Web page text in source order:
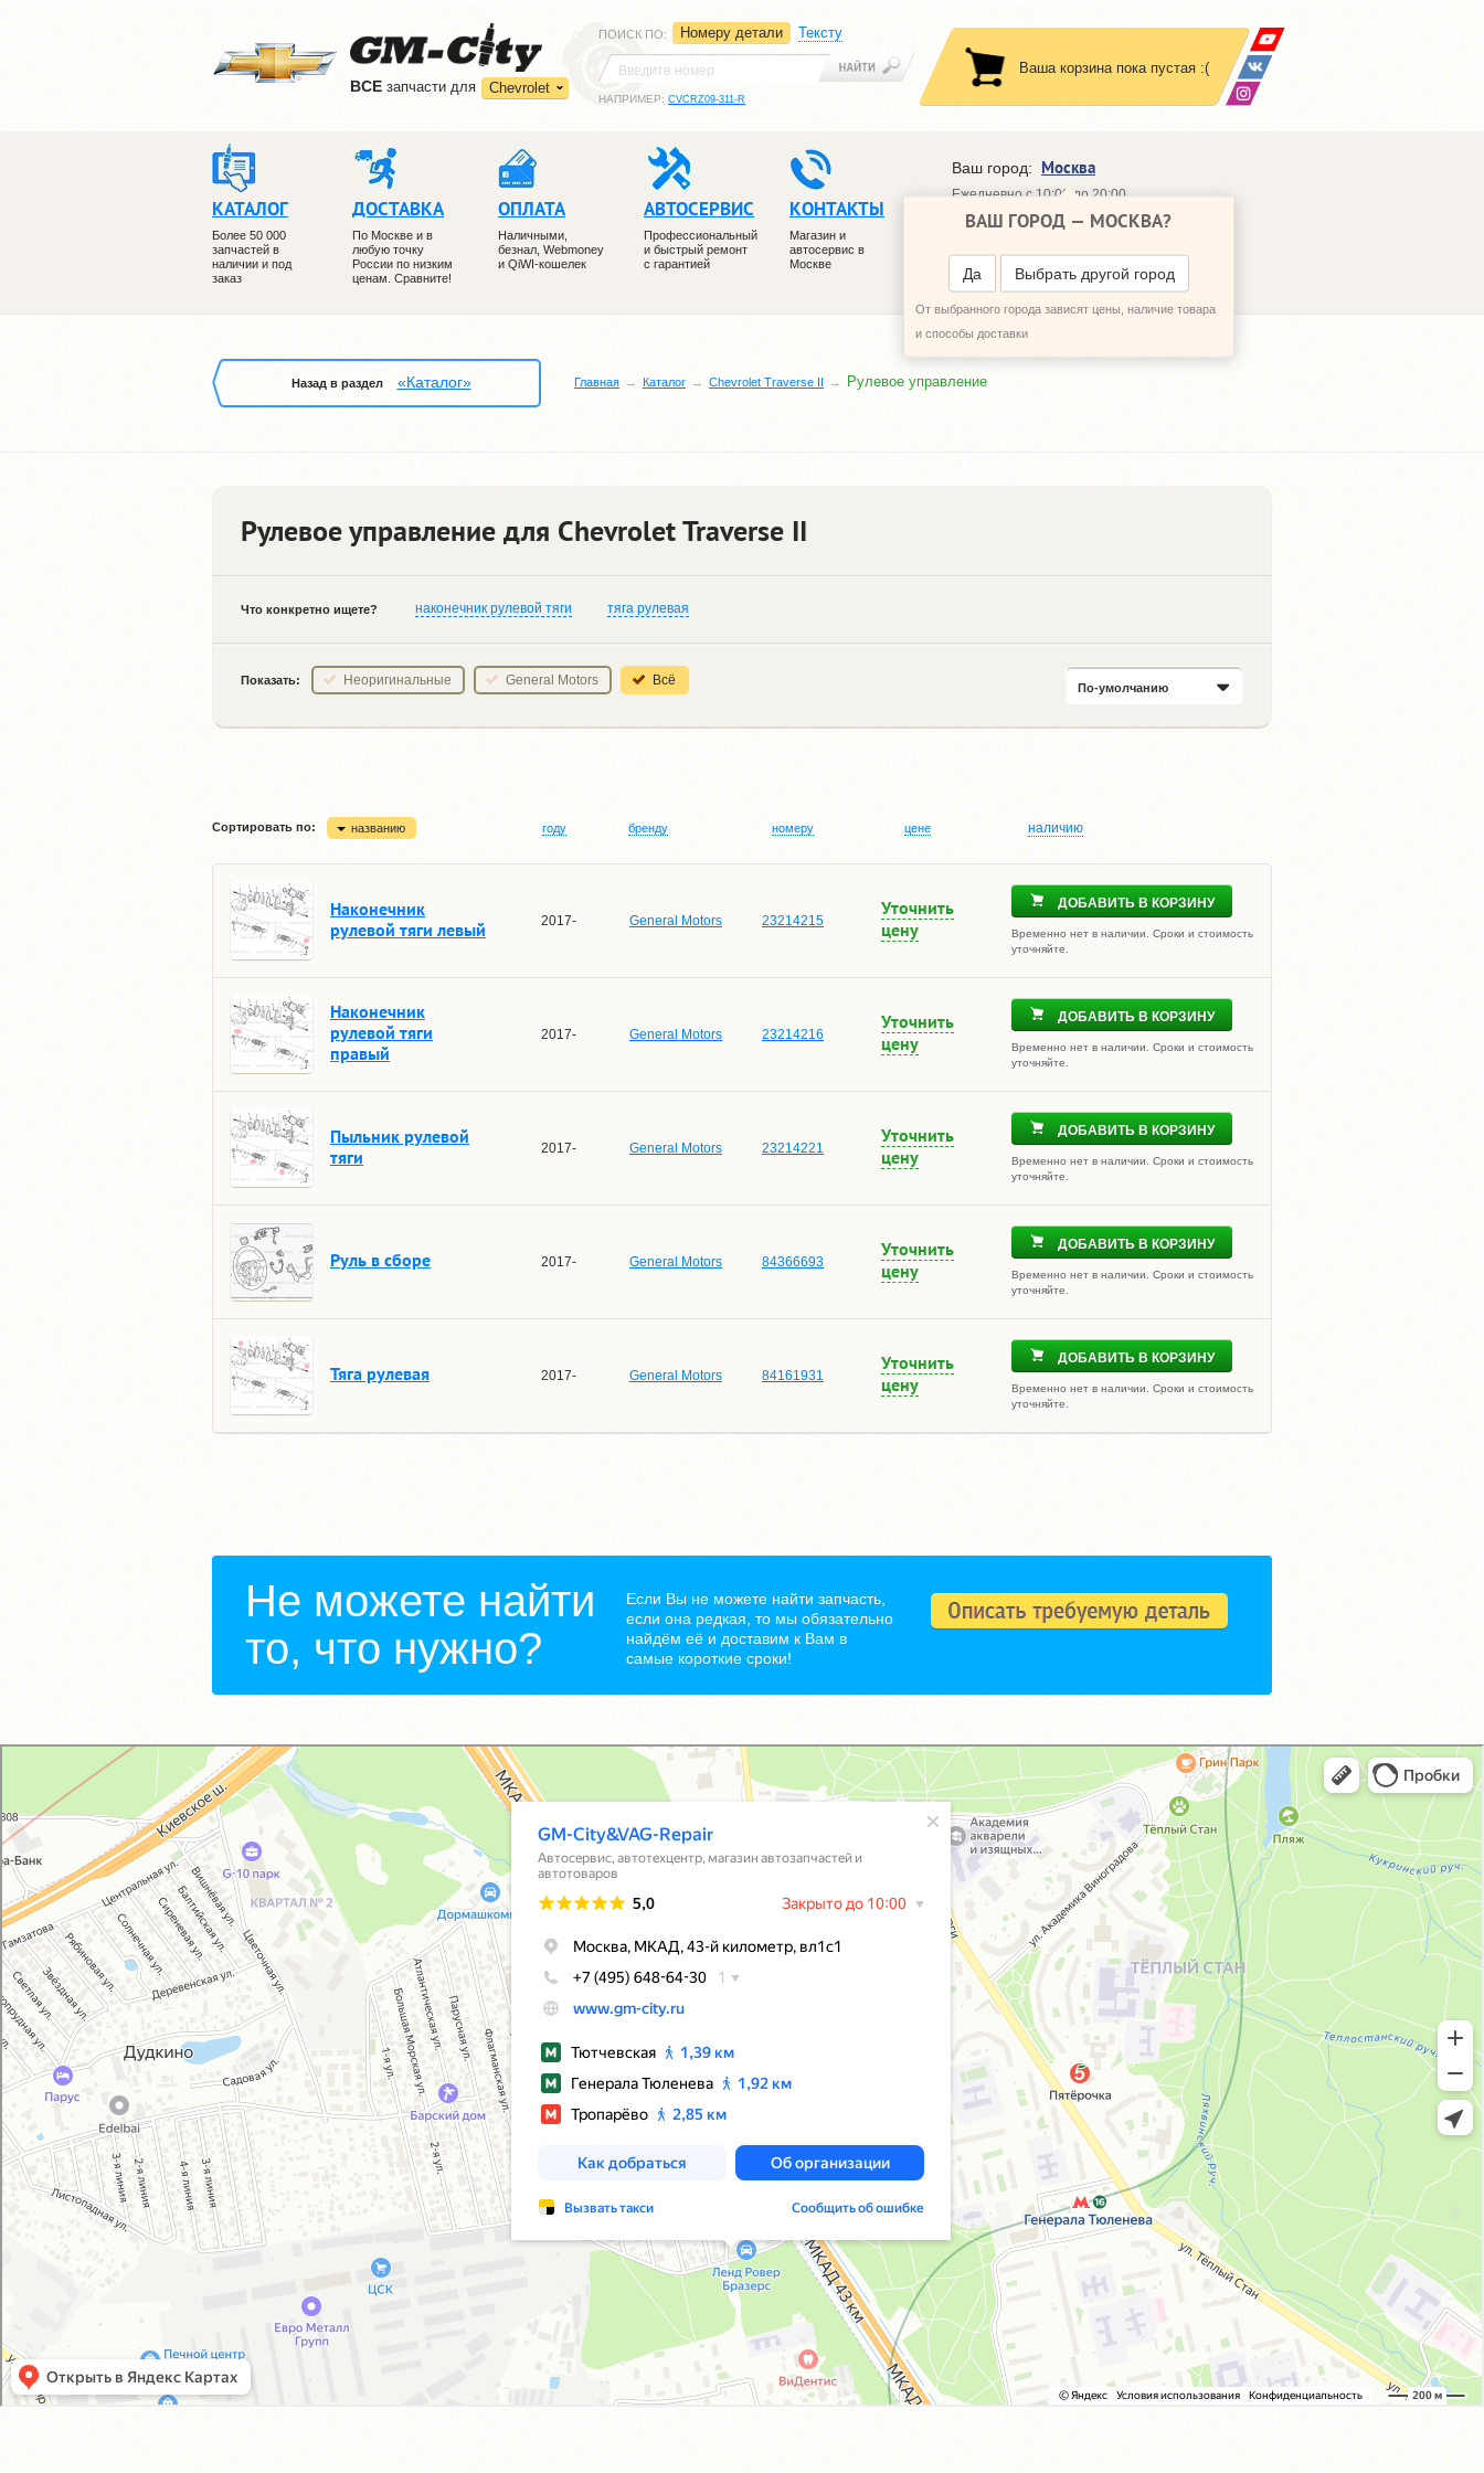
ВCE запчасти для Chevrolet
ПОИСК ПО: Номеру детали Тексту
НАПРИМЕР: CVCRZ09-311-R
Ваша корзина пока пустая :(
КАТАЛОГ
Более 50 000
запчастей в
наличии и под
заказ
ДОСТАВКА
По Москве и в
любую точку
России по низким
ценам. Сравните!
ОПЛАТА
Наличными,
безнал, Webmoney
и QiWI-кошелек
АВТОСЕРВИС
Профессиональный
и быстрый ремонт
с гарантией
КОНТАКТЫ
Магазин и
автосервис в
Москве
Ваш город: Москва
ВАШ ГОРОД — МОСКВА?
Да Выбрать другой город
От выбранного города зависят цены, наличие товара
и способы доставки
Ежедневно с 10:00 до 20:00
+7 (495) 648-64-30
ПЕРЕЗВОНИТЬ МНЕ
Назад в раздел «Каталог» Главная Каталог Chevrolet Traverse II Рулевое управление
Рулевое управление для Chevrolet Traverse II
Что конкретно ищете? наконечник рулевой тяги тяга рулевая
Показать: Неоригинальные General Motors Всё По-умолчанию
Сортировать по: названию году бренду номеру цене наличию
Наконечник
рулевой тяги левый
2017- General Motors 23214215
Уточнить
цену
ДОБАВИТЬ В КОРЗИНУ
Временно нет в наличии. Сроки и стоимость
уточняйте.
Наконечник
рулевой тяги
правый
2017- General Motors 23214216
Уточнить
цену
ДОБАВИТЬ В КОРЗИНУ
Временно нет в наличии. Сроки и стоимость
уточняйте.
Пыльник рулевой
тяги
2017- General Motors 23214221
Уточнить
цену
ДОБАВИТЬ В КОРЗИНУ
Временно нет в наличии. Сроки и стоимость
уточняйте.
Руль в сборе 2017- General Motors 84366693
Уточнить
цену
ДОБАВИТЬ В КОРЗИНУ
Временно нет в наличии. Сроки и стоимость
уточняйте.
Тяга рулевая 2017- General Motors 84161931
Уточнить
цену
ДОБАВИТЬ В КОРЗИНУ
Временно нет в наличии. Сроки и стоимость
уточняйте.
Не можете найти
то, что нужно?
Если Вы не можете найти запчасть,
если она редкая, то мы обязательно
найдём её и доставим к Вам в
самые короткие сроки!
GM-City&VAG-Repair
Автосервис, автотехцентр в Москве
Магазин автозапчастей и автотоваров в Москве